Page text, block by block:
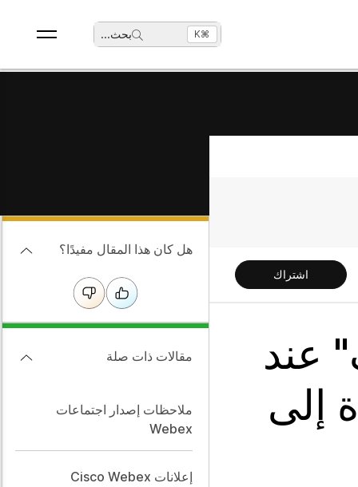
بحث... ⌘K
اشتراك
عند
إلى
هل كان هذا المقال مفيدًا؟
مقالات ذات صلة
ملاحظات إصدار اجتماعات
Webex
إعلانات Cisco Webex